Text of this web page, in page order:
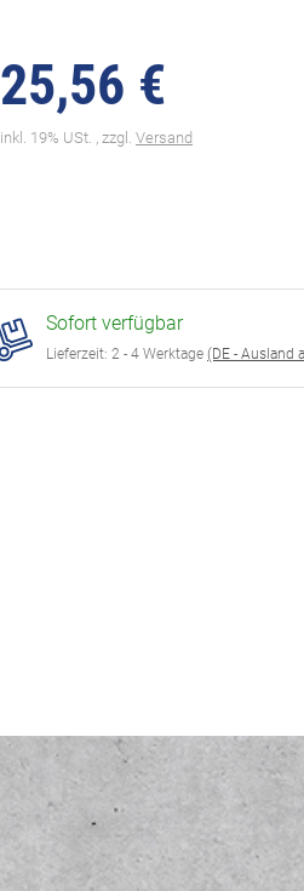
25,56 €
inkl. 19% USt. , zzgl. Versand
Sofort verfügbar
Lieferzeit: 2 - 4 Werktage (DE - Ausland